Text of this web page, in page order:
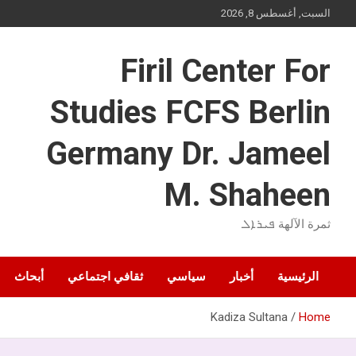
to
السبت, أغسطس 8, 2026
Firil Center For
Studies FCFS Berlin
Germany Dr. Jameel
M. Shaheen
ثمرة الآلهة ܦܝܪܐܠ
الرئيسية أخبار سياسي ثقافي اجتماعي أبحاث
Home
Kadiza Sultana